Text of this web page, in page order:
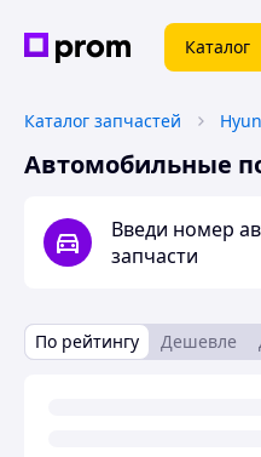
Каталог
Каталог запчастей
Автомобильные
Введи номер
запчасти
По рейтингу Дешевле